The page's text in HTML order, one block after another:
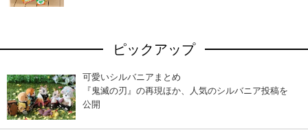
ピックアップ
可愛いシルバニアまとめ
『鬼滅の刃』の再現ほか、人気のシルバニア投稿を
公開